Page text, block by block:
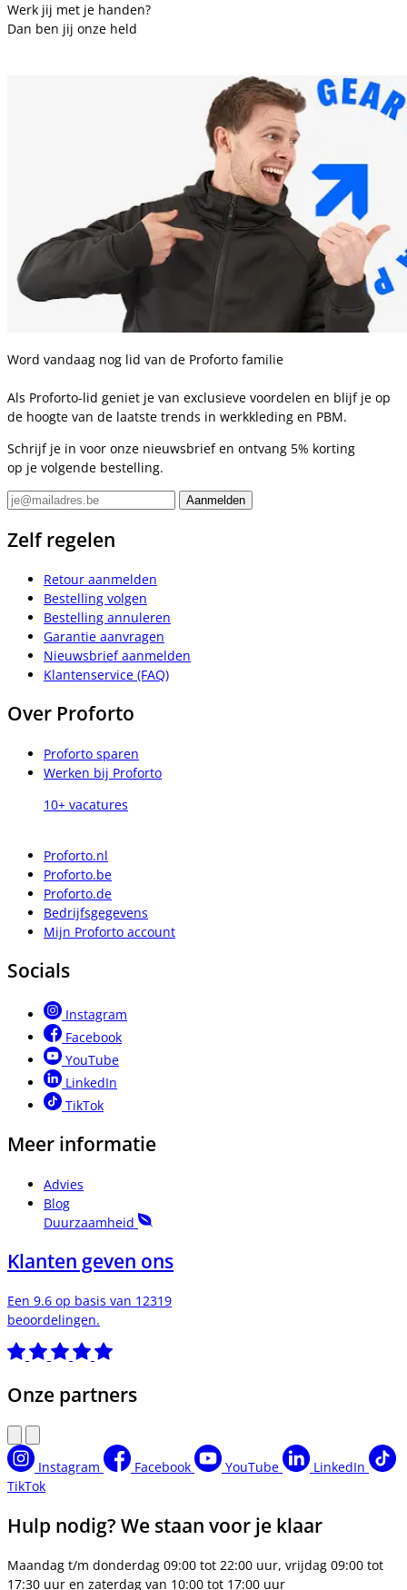
Werk jij met je handen?
Dan ben jij onze held
Word vandaag nog lid van de Proforto familie
Als Proforto-lid geniet je van exclusieve voordelen en blijf je op
de hoogte van de laatste trends in werkkleding en PBM.
Schrijf je in voor onze nieuwsbrief en ontvang 5% korting
op je volgende bestelling.
Zelf regelen
Retour aanmelden
Bestelling volgen
Bestelling annuleren
Garantie aanvragen
Nieuwsbrief aanmelden
Klantenservice (FAQ)
Over Proforto
Proforto sparen
Werken bij Proforto
10+ vacatures
Proforto.nl
Proforto.be
Proforto.de
Bedrijfsgegevens
Mijn Proforto account
Socials
Instagram
Facebook
YouTube
LinkedIn
TikTok
Meer informatie
Advies
Blog
Duurzaamheid
Klanten geven ons
Een 9.6 op basis van 12319
beoordelingen.
Onze partners
Instagram Facebook YouTube
LinkedIn
TikTok
Hulp nodig? We staan voor je klaar
Maandag t/m donderdag 09:00 tot 22:00 uur, vrijdag 09:00 tot
17:30 uur en zaterdag van 10:00 tot 17:00 uur